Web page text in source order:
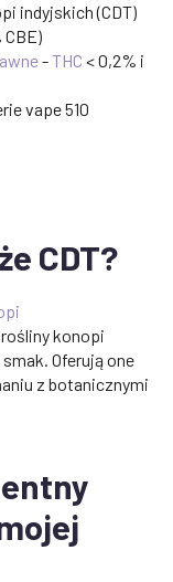
indyjskich (CDT)
-THC < 0,2% i
vape 510
CDT?
konopi
Oferują one
z botanicznymi